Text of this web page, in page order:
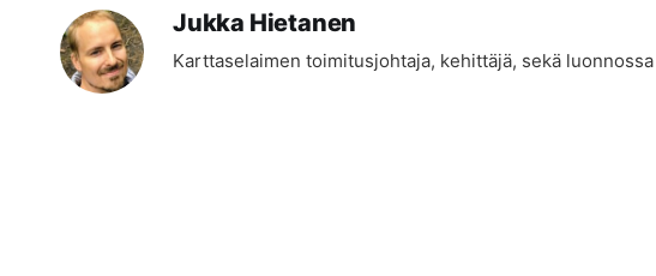
Jukka Hietanen
Karttaselaimen toimitusjohtaja, kehittäjä, sekä